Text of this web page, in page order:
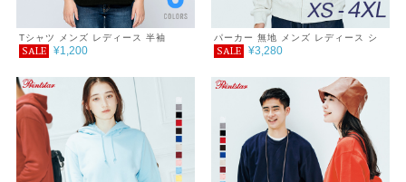
Tシャツ メンズ レディース 半袖
5.6oz ヘビーウェイトラグランTシャ
SALE ¥1,200
パーカー 無地 メンズ レディース シ
ンプル カジュアル おしゃれ 重ね着
毛 9.7オンス あったか ゆったり 春
秋 冬 巣ごもり
SALE ¥3,280